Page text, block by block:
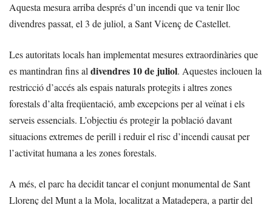
Aquesta mesura arriba després d’un incendi que va tenir lloc
divendres passat, el 3 de juliol, a Sant Vicenç de Castellet.
Les autoritats locals han implementat mesures extraordinàries que
es mantindran fins al divendres 10 de juliol. Aquestes inclouen la
restricció d’accés als espais naturals protegits i altres zones
forestals d’alta freqüentació, amb excepcions per al veïnat i els
serveis essencials. L’objectiu és protegir la població davant
situacions extremes de perill i reduir el risc d’incendi causat per
l’activitat humana a les zones forestals.
A més, el parc ha decidit tancar el conjunt monumental de Sant
Llorenç del Munt a la Mola, localitzat a Matadepera, a partir del